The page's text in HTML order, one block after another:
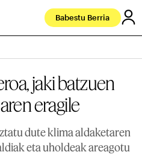
Babestu Berria
jaki batzuen
eragile
dute klima aldaketaren
eta uholdeak areagotu